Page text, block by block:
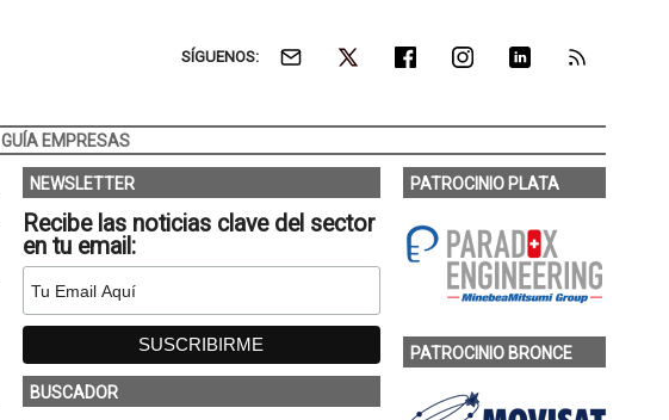
SÍGUENOS:
GUÍA EMPRESAS
NEWSLETTER
Recibe las noticias clave del sector
en tu email:
BUSCADOR
PATROCINIO PLATA
PATROCINIO BRONCE